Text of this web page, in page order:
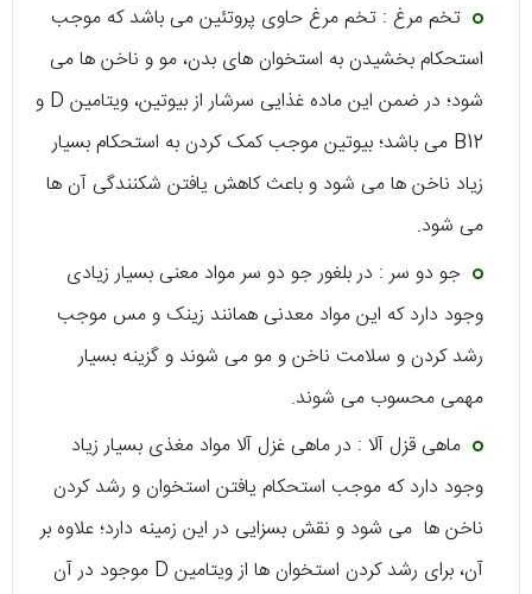
تخم مرغ : تخم مرغ حاوی پروتئین می باشد که موجب
استحکام بخشیدن به استخوان های بدن، مو و ناخن ها می
شود؛ در ضمن این ماده غذایی سرشار از بیوتین، ویتامین D و
B12 می باشد؛ بیوتین موجب کمک کردن به استحکام بسیار
زیاد ناخن ها می شود و باعث کاهش یافتن شکنندگی آن ها
می شود.
جو دو سر : در بلغور جو دو سر مواد معنی بسیار زیادی
وجود دارد که این مواد معدنی همانند زینک و مس موجب
رشد کردن و سلامت ناخن و مو می شوند و گزینه بسیار
مهمی محسوب می شوند.
ماهی قزل آلا : در ماهی غزل آلا مواد مغذی بسیار زیاد
وجود دارد که موجب استحکام یافتن استخوان و رشد کردن
ناخن ها می شود و نقش بسزایی در این زمینه دارد؛ علاوه بر
آن، برای رشد کردن استخوان ها از ویتامین D موجود در آن